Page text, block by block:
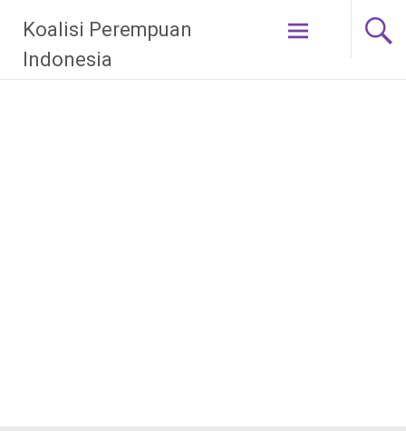
content
Koalisi Perempuan
Indonesia